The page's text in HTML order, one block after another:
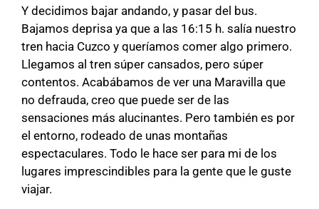
Y decidimos bajar andando, y pasar del bus.
Bajamos deprisa ya que a las 16:15 h. salía nuestro
tren hacia Cuzco y queríamos comer algo primero.
Llegamos al tren súper cansados, pero súper
contentos. Acabábamos de ver una Maravilla que
no defrauda, creo que puede ser de las
sensaciones más alucinantes. Pero también es por
el entorno, rodeado de unas montañas
espectaculares. Todo le hace ser para mi de los
lugares imprescindibles para la gente que le guste
viajar.